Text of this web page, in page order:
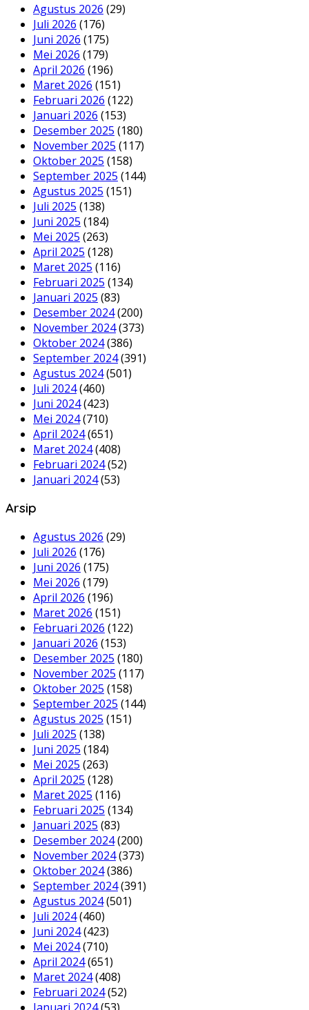
Agustus 2026 (29)
Juli 2026 (176)
Juni 2026 (175)
Mei 2026 (179)
April 2026 (196)
Maret 2026 (151)
Februari 2026 (122)
Januari 2026 (153)
Desember 2025 (180)
November 2025 (117)
Oktober 2025 (158)
September 2025 (144)
Agustus 2025 (151)
Juli 2025 (138)
Juni 2025 (184)
Mei 2025 (263)
April 2025 (128)
Maret 2025 (116)
Februari 2025 (134)
Januari 2025 (83)
Desember 2024(200)
November 2024(373)
Oktober 2024(386)
September 2024(391)
Agustus 2024(501)
Juli 2024(460)
Juni 2024(423)
Mei 2024(710)
April 2024(651)
Maret 2024(408)
Februari 2024(52)
Januari 2024(53)
Arsip
Agustus 2026 (29)
Juli 2026 (176)
Juni 2026 (175)
Mei 2026 (179)
April 2026 (196)
Maret 2026 (151)
Februari 2026 (122)
Januari 2026 (153)
Desember 2025 (180)
November 2025 (117)
Oktober 2025 (158)
September 2025 (144)
Agustus 2025 (151)
Juli 2025 (138)
Juni 2025 (184)
Mei 2025 (263)
April 2025 (128)
Maret 2025 (116)
Februari 2025 (134)
Januari 2025 (83)
Desember 2024(200)
November 2024(373)
Oktober 2024(386)
September 2024(391)
Agustus 2024(501)
Juli 2024(460)
Juni 2024(423)
Mei 2024(710)
April 2024(651)
Maret 2024(408)
Februari 2024(52)